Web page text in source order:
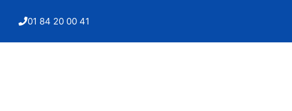
01 84 20 00 41